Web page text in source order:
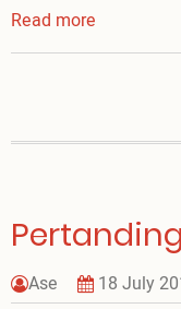
Read more
Sahabat
Ase 18 July